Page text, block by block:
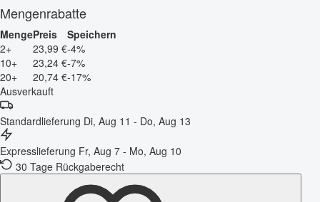
Mengenrabatte
MengePreis
Speichern
2+
23,99 €-4%
10+
23,24 €-7%
20+
20,74 €-17%
Ausverkauft
Standardlieferung Di, Aug 11 - Do, Aug 13
Expresslieferung Fr, Aug 7 - Mo, Aug 10
30 Tage Rückgaberecht